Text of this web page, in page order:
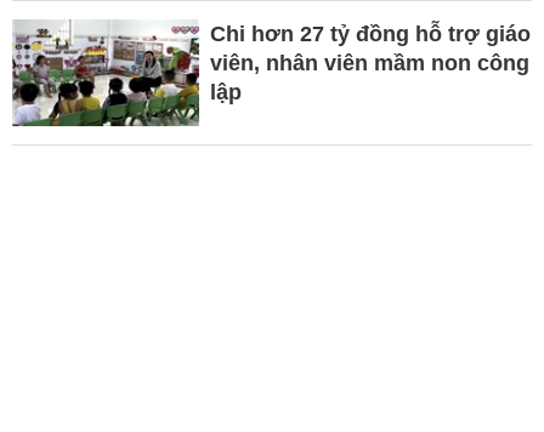
Chi hơn 27 tỷ đồng hỗ trợ giáo
viên, nhân viên mầm non công
lập